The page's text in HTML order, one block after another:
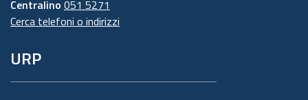
Centralino 051 5271
Cerca telefoni o indirizzi
URP